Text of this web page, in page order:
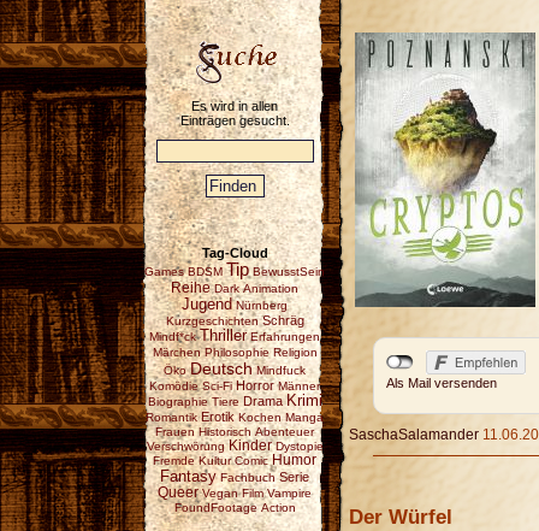
Es wird in allen
Einträgen gesucht.
Tag-Cloud
Games BDSM Tip BewusstSein
Reihe Dark Animation
Jugend Nürnberg
Kurzgeschichten Schräg
Mindf*ck Thriller Erfahrungen
Märchen Philosophie Religion
Öko Deutsch Mindfuck
Komödie Sci-Fi Horror Männer
Biographie Tiere Drama Krimi
Romantik Erotik Kochen Manga
Frauen Historisch Abenteuer
Verschwörung Kinder Dystopie
Fremde Kultur Comic Humor
Fantasy Fachbuch Serie
Queer Vegan Film Vampire
FoundFootage Action
Als Mail versenden
SaschaSalamander
Der Würfel